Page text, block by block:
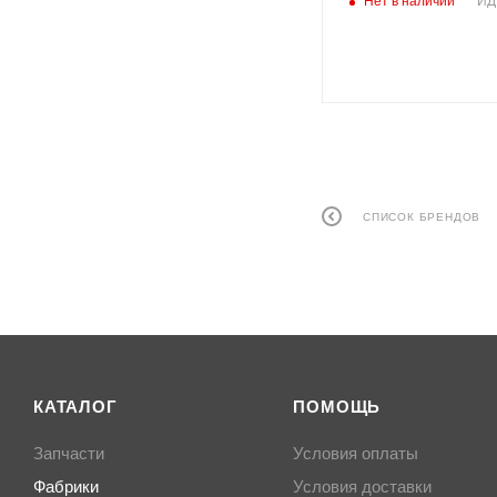
СПИСОК БРЕНДОВ
КАТАЛОГ
Запчасти
Фабрики
ПОМОЩЬ
Условия оплаты
Условия доставки